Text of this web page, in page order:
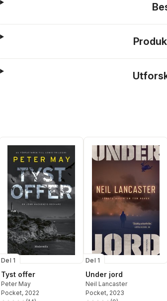
Del 1
Tyst offer
Peter May
Pocket, 2022
Del 1
Under jord
Neil Lancaster
Pocket, 2023